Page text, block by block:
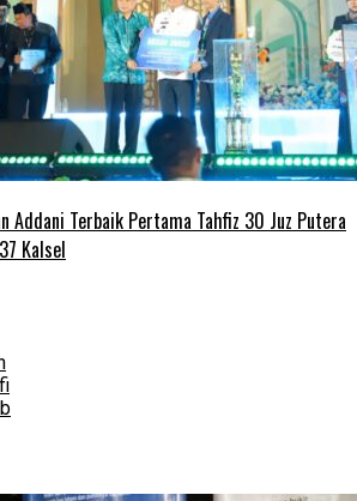
Addani Terbaik Pertama Tahfiz 30 Juz Putera
Kalsel